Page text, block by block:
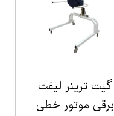
گیت ترینر لیفت
برقی موتور خطی